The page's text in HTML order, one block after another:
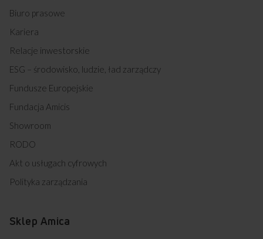
Biuro prasowe
Kariera
Relacje inwestorskie
ESG – środowisko, ludzie, ład zarządczy
Fundusze Europejskie
Fundacja Amicis
Showroom
RODO
Akt o usługach cyfrowych
Polityka zarządzania
Sklep Amica